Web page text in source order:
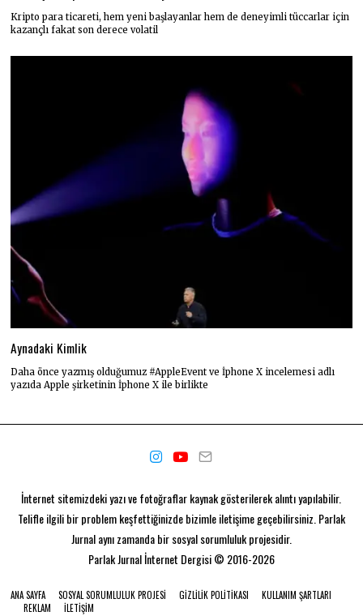
Kripto para ticareti, hem yeni başlayanlar hem de deneyimli tüccarlar için
kazançlı fakat son derece volatil
Aynadaki Kimlik
Daha önce yazmış olduğumuz #AppleEvent ve İphone X incelemesi adlı
yazıda Apple şirketinin İphone X ile birlikte
İnternet sitemizdeki yazı ve fotoğraflar kaynak gösterilerek alıntı yapılabilir.
Telifle ilgili bir problem keşfettiğinizde bizimle iletişime geçebilirsiniz. Parlak
Jurnal aynı zamanda birsosyal sorumluluk projesidir.
Parlak Jurnalİnternet Dergisi © 2016-2026
ANA SAYFA SOSYAL SORUMLULUK PROJESI GIZLILIK POLITIKASI
KULLANIM ŞARTLARI
REKLAM
İLETIŞIM